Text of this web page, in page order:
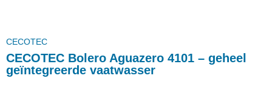
CECOTEC
CECOTEC Bolero Aguazero 4101 – geheel
geïntegreerde vaatwasser